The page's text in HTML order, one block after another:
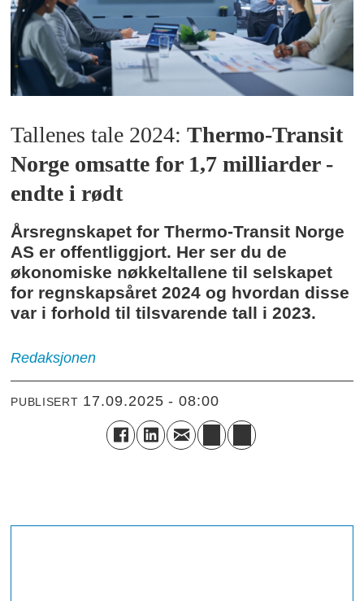
Tallenes tale 2024: Thermo-Transit
Norge omsatte for 1,7 milliarder -
endte i rødt
Årsregnskapet for Thermo-Transit Norge
AS er offentliggjort. Her ser du de
økonomiske nøkkeltallene til selskapet
for regnskapsåret 2024 og hvordan disse
var i forhold til tilsvarende tall i 2023.
Redaksjonen
PUBLISERT 17.09.2025 - 08:00